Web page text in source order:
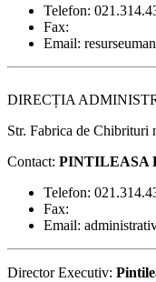
Telefon:
Fax:
Email:
DIRECȚIA
Str. Fabrica de Chibrituri
Contact: PINTILEASA
Telefon:
Fax:
Email:
Director Executiv: